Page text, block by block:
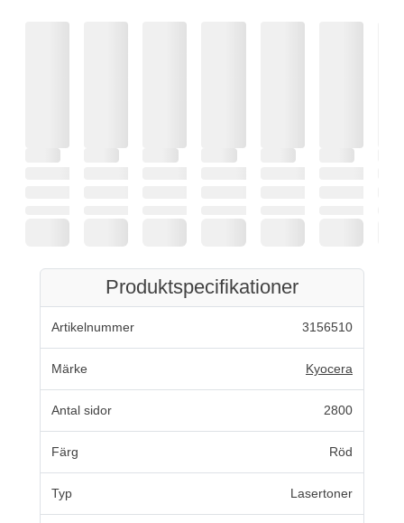
Produktspecifikationer
Artikelnummer 3156510
Märke Kyocera
Antal sidor 2800
Färg Röd
Typ Lasertoner